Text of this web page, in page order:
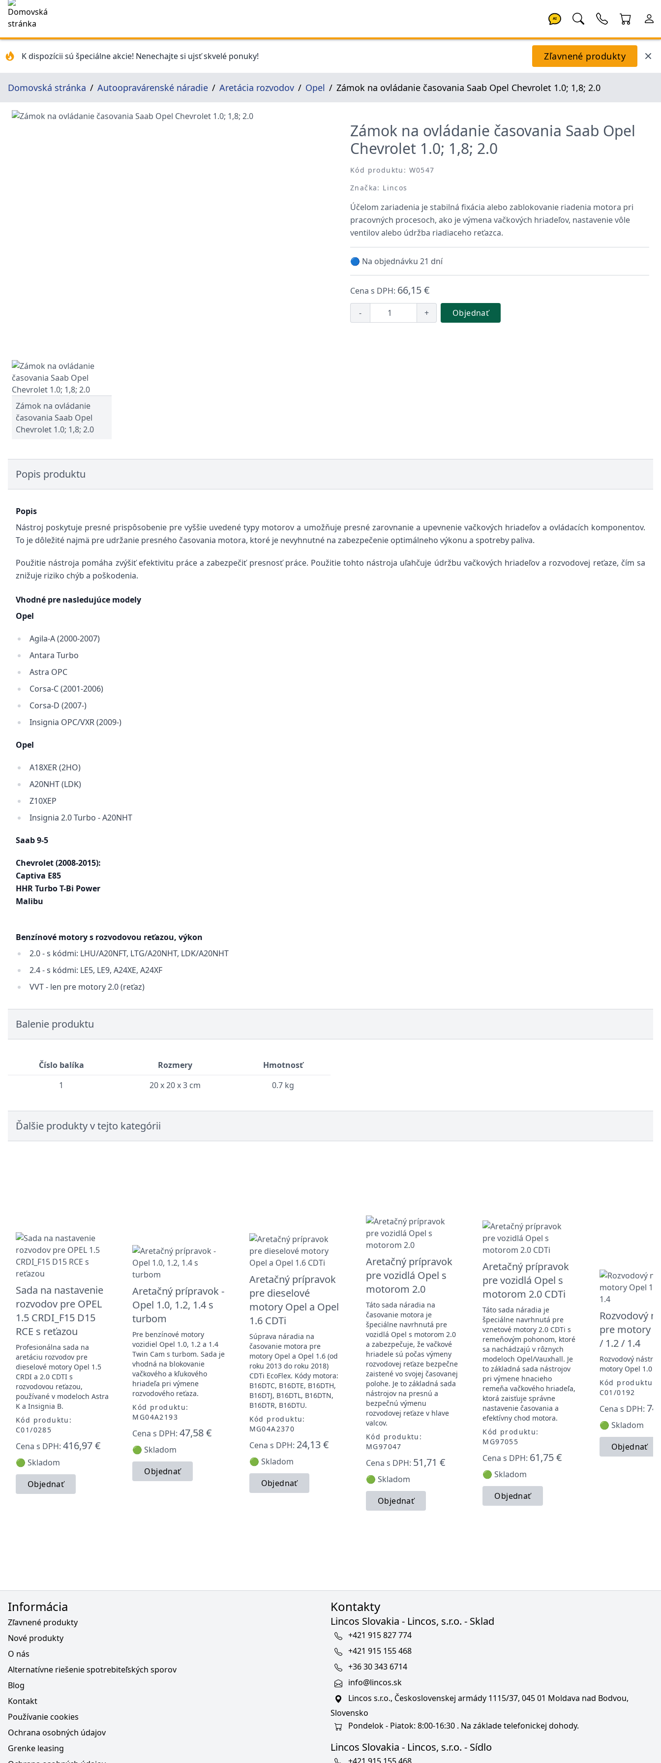
AI
K dispozícii sú špeciálne akcie! Nenechajte si ujsť skvelé ponuky! Zľavnené produkty
Domovská stránka Autoopravárenské náradie Aretácia rozvodov Opel Zámok na ovládanie časovania Saab Opel Chevrolet 1.0; 1,8; 2.0
Zámok na ovládanie časovania Saab Opel
Chevrolet 1.0; 1,8; 2.0
Kód produktu: W0547
Značka: Lincos
Účelom zariadenia je stabilná fixácia alebo zablokovanie riadenia motora pri
pracovných procesoch, ako je výmena vačkových hriadeľov, nastavenie vôle
ventilov alebo údržba riadiaceho reťazca.
🔵 Na objednávku 21 dní
Cena s DPH: 66,15 €
- + Objednať
Zámok na ovládanie
časovania Saab Opel
Chevrolet 1.0; 1,8; 2.0
Popis produktu
Popis
Nástroj poskytuje presné prispôsobenie pre vyššie uvedené typy motorov a umožňuje presné zarovnanie a upevnenie vačkových hriadeľov a ovládacích komponentov.
To je dôležité najmä pre udržanie presného časovania motora, ktoré je nevyhnutné na zabezpečenie optimálneho výkonu a spotreby paliva.
Použitie nástroja pomáha zvýšiť efektivitu práce a zabezpečiť presnosť práce. Použitie tohto nástroja uľahčuje údržbu vačkových hriadeľov a rozvodovej reťaze, čím sa
znižuje riziko chýb a poškodenia.
Vhodné pre nasledujúce modely
Opel
Agila-A (2000-2007)
Antara Turbo
Astra OPC
Corsa-C (2001-2006)
Corsa-D (2007-)
Insignia OPC/VXR (2009-)
Opel
A18XER (2HO)
A20NHT (LDK)
Z10XEP
Insignia 2.0 Turbo - A20NHT
Saab 9-5
Chevrolet (2008-2015):
Captiva E85
HHR Turbo T-Bi Power
Malibu
Benzínové motory s rozvodovou reťazou, výkon
2.0 - s kódmi: LHU/A20NFT, LTG/A20NHT, LDK/A20NHT
2.4 - s kódmi: LE5, LE9, A24XE, A24XF
VVT - len pre motory 2.0 (reťaz)
Balenie produktu
Číslo balíka Rozmery
Hmotnosť
1
20 x 20 x 3 cm 0.7 kg
Ďalšie produkty v tejto kategórii
Sada na nastavenie
rozvodov pre OPEL
1.5 CRDI_F15 D15
RCE s reťazou
Profesionálna sada na
aretáciu rozvodov pre
dieselové motory Opel 1.5
CRDI a 2.0 CDTI s
rozvodovou reťazou,
používané v modeloch Astra
K a Insignia B.
Kód produktu:
C01/0285
Cena s DPH: 416,97 €
🟢 Skladom
Objednať
Aretačný prípravok -
Opel 1.0, 1.2, 1.4 s
turbom
Pre benzínové motory
vozidiel Opel 1.0, 1.2 a 1.4
Twin Cam s turbom. Sada je
vhodná na blokovanie
vačkového a kľukového
hriadeľa pri výmene
rozvodového reťaza.
Kód produktu:
MG04A2193
Cena s DPH:47,58 €
🟢 Skladom
Objednať
Aretačný prípravok
pre dieselové
motory Opel a Opel
1.6 CDTi
Súprava náradia na
časovanie motora pre
motory Opel a Opel 1.6 (od
roku 2013 do roku 2018)
CDTi EcoFlex. Kódy motora:
B16DTC, B16DTE, B16DTH,
B16DTJ, B16DTL, B16DTN,
B16DTR, B16DTU.
Kód produktu:
MG04A2370
Cena s DPH: 24,13 €
🟢 Skladom
Objednať
Aretačný prípravok
pre vozidlá Opel s
motorom 2.0
Táto sada náradia na
časovanie motora je
špeciálne navrhnutá pre
vozidlá Opel s motorom 2.0
a zabezpečuje, že vačkové
hriadele sú počas výmeny
rozvodovej reťaze bezpečne
zaistené vo svojej časovanej
polohe. Je to základná sada
nástrojov na presnú a
bezpečnú výmenu
rozvodovej reťaze v hlave
valcov.
Kód produktu:
MG97047
Cena s DPH: 51,71 €
🟢 Skladom
Objednať
Aretačný prípravok
pre vozidlá Opel s
motorom 2.0 CDTi
Táto sada náradia je
špeciálne navrhnutá pre
vznetové motory 2.0 CDTi s
remeňovým pohonom, ktoré
sa nachádzajú v rôznych
modeloch Opel/Vauxhall. Je
to základná sada nástrojov
pri výmene hnacieho
remeňa vačkového hriadeľa,
ktorá zaisťuje správne
nastavenie časovania a
efektívny chod motora.
Kód produktu:
MG97055
Cena s DPH: 61,75 €
🟢 Skladom
Objednať
Rozvodový
pre motory
/ 1.2 / 1.4
Rozvodový
motory Opel 1.0 /
Kód produktu:
C01/0192
Cena s DPH:
🟢 Skladom
Objednať
Informácia
Zľavnené produkty
Nové produkty
O nás
Alternatívne riešenie spotrebiteľských sporov
Blog
Kontakt
Používanie cookies
Ochrana osobných údajov
Grenke leasing
Kontakty
Lincos Slovakia - Lincos, s.r.o. - Sklad
+421 915 827 774
+421 915 155 468
+36 30 343 6714
info@lincos.sk
Lincos s.r.o., Československej armády 1115/37, 045 01 Moldava nad Bodvou,
Slovensko
Pondelok - Piatok: 8:00-16:30 . Na základe telefonickej dohody.
Lincos Slovakia - Lincos, s.r.o. - Sídlo